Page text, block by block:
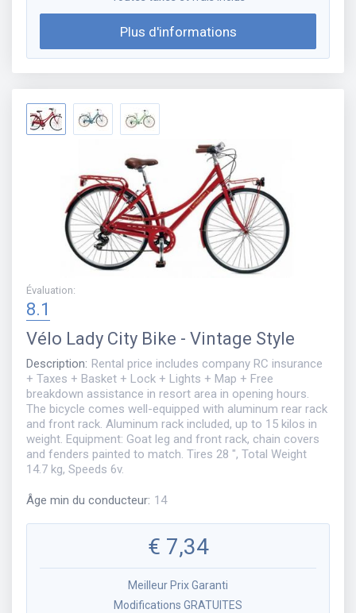
Plus d'informations
Évaluation:
8.1
Vélo Lady City Bike - Vintage Style
Description: Rental price includes company RC insurance
+ Taxes + Basket + Lock + Lights + Map + Free
breakdown assistance in resort area in opening hours.
The bicycle comes well-equipped with aluminum rear rack
and front rack. Aluminum rack included, up to 15 kilos in
weight. Equipment: Goat leg and front rack, chain covers
and fenders painted to match. Tires 28 ", Total Weight
14.7 kg, Speeds 6v.
Âge min du conducteur: 14
€ 7,34
Meilleur Prix Garanti
Modifications GRATUITES